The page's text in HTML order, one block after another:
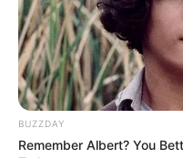
BUZZDAY
Remember Albert? You